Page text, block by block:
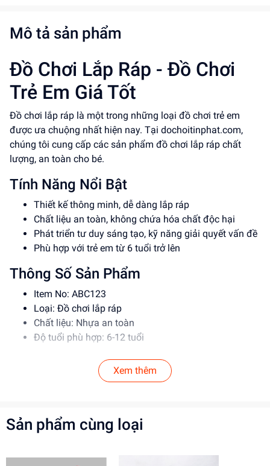
Mô tả sản phẩm
Đồ Chơi Lắp Ráp - Đồ Chơi
Trẻ Em Giá Tốt
Đồ chơi lắp ráp là một trong những loại đồ chơi trẻ em
được ưa chuộng nhất hiện nay. Tại dochoitinphat.com,
chúng tôi cung cấp các sản phẩm đồ chơi lắp ráp chất
lượng, an toàn cho bé.
Tính Năng Nổi Bật
Thiết kế thông minh, dễ dàng lắp ráp
Chất liệu an toàn, không chứa hóa chất độc hại
Phát triển tư duy sáng tạo, kỹ năng giải quyết vấn đề
Phù hợp với trẻ em từ 6 tuổi trở lên
Thông Số Sản Phẩm
Item No: ABC123
Loại: Đồ chơi lắp ráp
Chất liệu: Nhựa an toàn
Độ tuổi phù hợp: 6-12 tuổi
Hướng Dẫn Sử Dụng
Đọc kỹ hướng dẫn trước khi sử dụng
Lợi Ích Phát Triển
Phát triển tư duy sáng tạo, kỹ năng giải quyết vấn đề
Xem thêm
Sản phẩm cùng loại